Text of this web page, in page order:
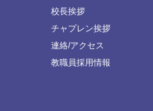
校長挨拶
チャプレン挨拶
連絡/アクセス
教職員採用情報